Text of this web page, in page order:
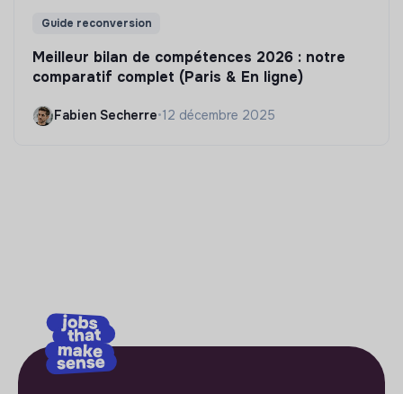
Guide reconversion
Meilleur bilan de compétences 2026 : notre
comparatif complet (Paris & En ligne)
Fabien Secherre•12 décembre 2025